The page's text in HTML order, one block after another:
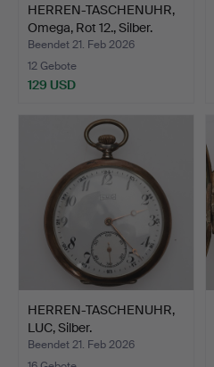
HERREN-TASCHENUHR,
Omega, Rot 12., Silber.
Beendet 21. Feb 2026
12 Gebote
129 USD
HERREN-TASCHENUHR,
LUC, Silber.
Beendet 21. Feb 2026